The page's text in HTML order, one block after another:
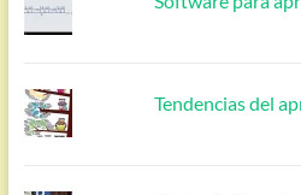
Tendencias del